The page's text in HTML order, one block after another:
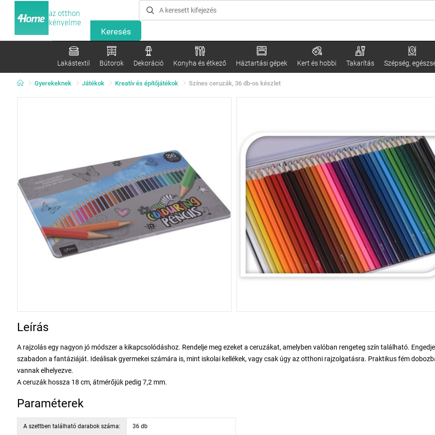
az otthon
kényelme
Lakástextil Bútorok Dekoráció Konyha és étkező Háztartási gépek Kert és hobbi Takarítás Szépség,
Gyerekeknek Játékok Kreatív és építőjátékok Színes ceruzák, 36 db-os készlet
Leírás
A rajzolás egy nagyon jó módszer a kikapcsolódáshoz. Rendelje meg ezeket a ceruzákat, amelyben valóban rengeteg szín található. Engedje
szabadon a fantáziáját. Ideálisak gyermekei számára is, mint iskolai kellékek, vagy csak úgy az otthoni rajzolgatásra. Praktikus fém
vannak elhelyezve.
A ceruzák hossza 18 cm, átmérőjük pedig 7,2 mm.
Paraméterek
A szettben található darabok száma: 36 db